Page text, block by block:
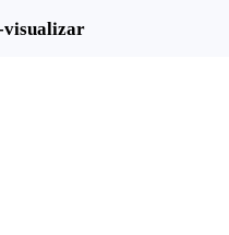
visualizar